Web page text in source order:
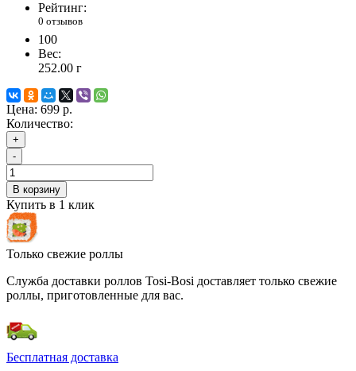
Рейтинг:
0 отзывов
100
Вес:
252.00 г
Цена: 699 р.
Количество:
+
-
В корзину
Купить в 1 клик
Только свежие роллы
Служба доставки роллов Tosi-Bosi доставляет только свежие
роллы, приготовленные для вас.
Бесплатная доставка